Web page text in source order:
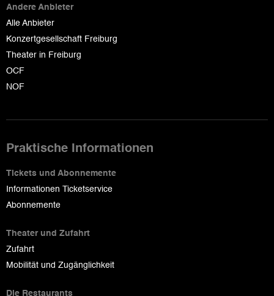
Andere Anbieter
Alle Anbieter
Konzertgesellschaft Freiburg
Theater in Freiburg
OCF
NOF
Praktische Informationen
Tickets und Abonnemente
Informationen Ticketservice
Abonnemente
Theater und Zufahrt
Zufahrt
Mobilität und Zugänglichkeit
Die Restaurants